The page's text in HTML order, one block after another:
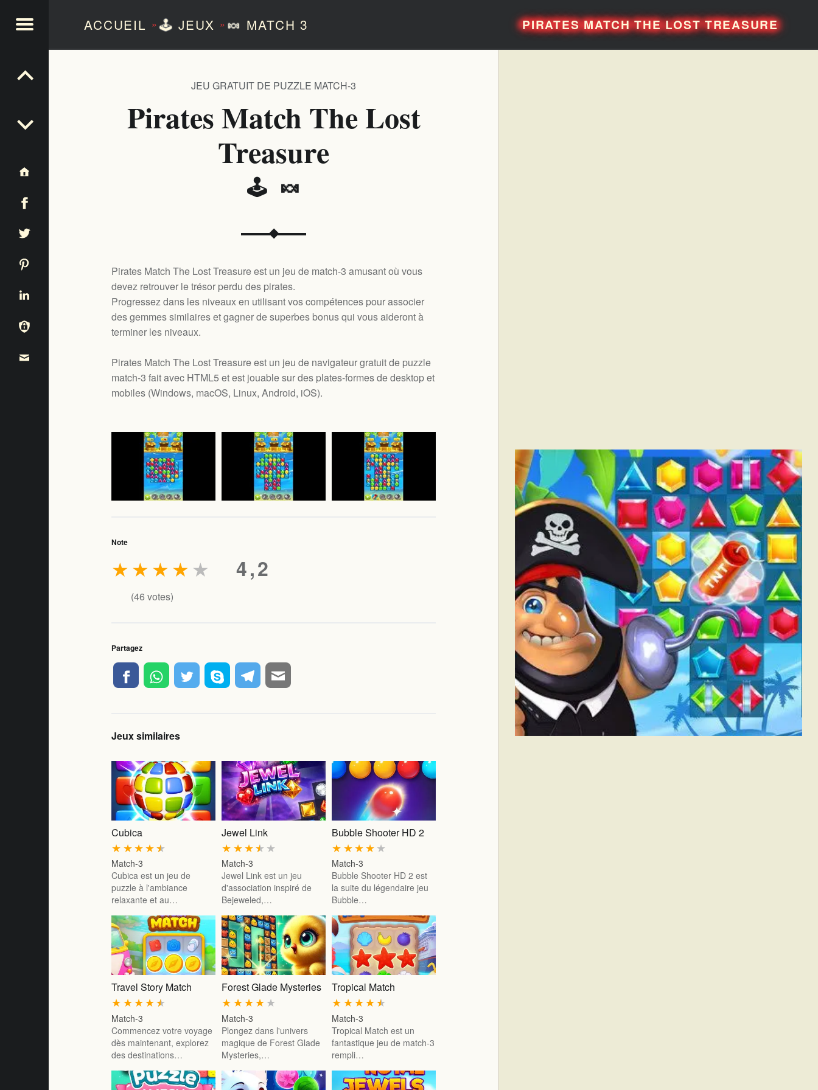
ACCUEIL »🕹️ JEUX »🍬 MATCH 3 PIRATES MATCH THE LOST TREASURE
Pirates Match The Lost
Treasure
🕹️ 🍬
JEU GRATUIT DE PUZZLE MATCH-3
Pirates Match The Lost Treasure est un jeu de match-3 amusant où vous
devez retrouver le trésor perdu des pirates.
Progressez dans les niveaux en utilisant vos compétences pour associer
des gemmes similaires et gagner de superbes bonus qui vous aideront à
terminer les niveaux.
Pirates Match The Lost Treasure est un jeu de navigateur gratuit de puzzle
match-3 fait avec HTML5 et est jouable sur des plates-formes de desktop et
mobiles (Windows, macOS, Linux, Android, iOS).
Note
4,2
★
★
★
★
★
(46 votes)
Partagez
Jeux similaires
Cubica
★
★
★
★
★
Match-3
Cubica est un jeu de
puzzle à l'ambiance
relaxante et au…
Jewel Link
★
★
★
★
★
Match-3
Jewel Link est un jeu
d'association inspiré de
Bejeweled,…
Bubble Shooter HD 2
★
★
★
★
★
Match-3
Bubble Shooter HD 2 est
la suite du légendaire jeu
Bubble…
Travel Story Match
★
★
★
★
★
Match-3
Commencez votre voyage
dès maintenant, explorez
des destinations…
Forest Glade Mysteries
★
★
★
★
★
Match-3
Plongez dans l'univers
magique de Forest Glade
Mysteries,…
Tropical Match
★
★
★
★
★
Match-3
Tropical Match est un
fantastique jeu de match-3
rempli…